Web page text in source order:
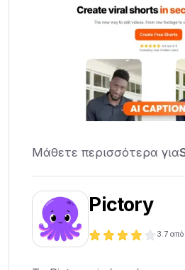
Μάθετε περισσότερα για
Pictory
3.7